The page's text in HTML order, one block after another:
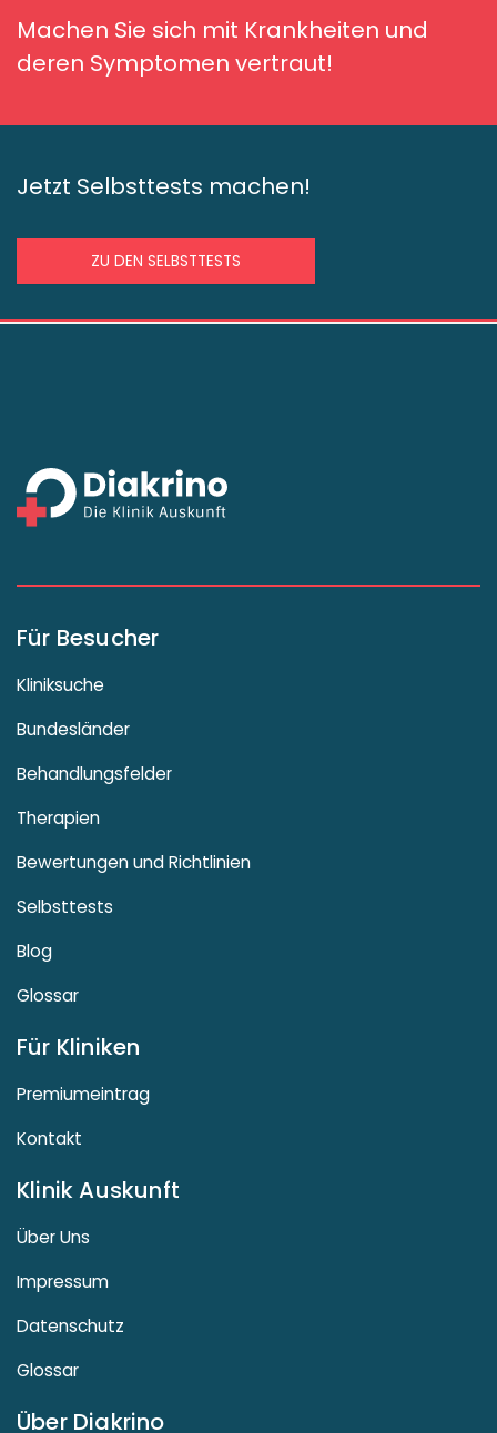
Machen Sie sich mit Krankheiten und
deren Symptomen vertraut!
Jetzt Selbsttests machen!
ZU DEN SELBSTTESTS
Für Besucher
Kliniksuche
Bundesländer
Behandlungsfelder
Therapien
Bewertungen und Richtlinien
Selbsttests
Blog
Glossar
Für Kliniken
Premiumeintrag
Kontakt
Klinik Auskunft
Über Uns
Impressum
Datenschutz
Glossar
Über Diakrino